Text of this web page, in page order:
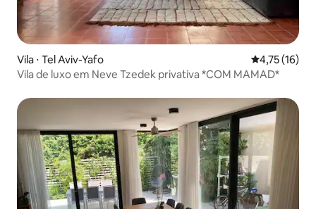
Vila ⋅ Tel Aviv-Yafo 4,75 de uma
4,75 (16)
Vila de luxo em Neve Tzedek privativa *COM MAMAD*